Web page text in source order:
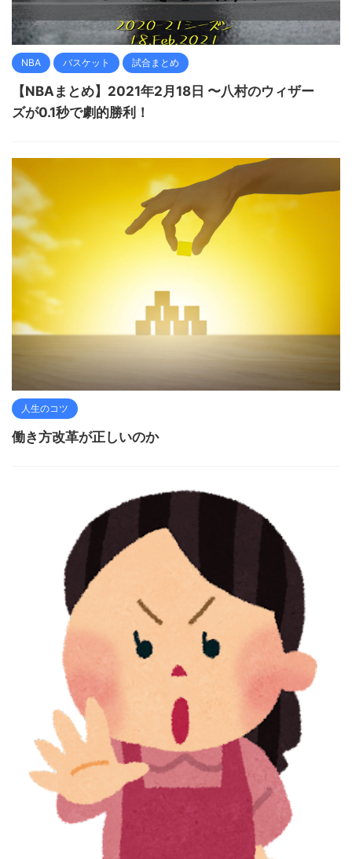
NBA バスケット 試合まとめ
【NBAまとめ】2021年2月18日 〜八村のウィザー
ズが0.1秒で劇的勝利！
人生のコツ
働き方改革が正しいのか